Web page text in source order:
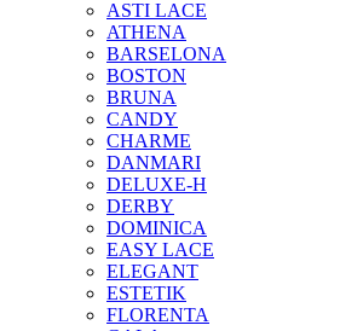
ASTI LACE
ATHENA
BARSELONA
BOSTON
BRUNA
CANDY
CHARME
DANMARI
DELUXE-H
DERBY
DOMINICA
EASY LACE
ELEGANT
ESTETIK
FLORENTA